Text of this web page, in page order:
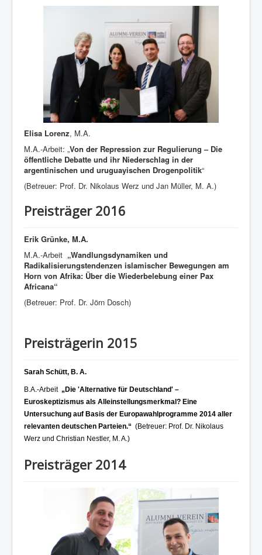
Elisa Lorenz, M.A.
M.A.-Arbeit: „Von der Repression zur Regulierung – Die
öffentliche Debatte und ihr Niederschlag in der
argentinischen und uruguayischen Drogenpolitik“
(Betreuer: Prof. Dr. Nikolaus Werz und Jan Müller, M. A.)
Preisträger 2016
Erik Grünke, M.A.
M.A.-Arbeit „Wandlungsdynamiken und
Radikalisierungstendenzen islamischer Bewegungen am
Horn von Afrika: Über die Wiederbelebung einer Pax
Africana“
(Betreuer: Prof. Dr. Jörn Dosch)
Preisträgerin 2015
Sarah Schütt, B. A.
B.A.-Arbeit „Die 'Alternative für Deutschland' –
Euroskeptizismus als Alleinstellungsmerkmal? Eine
Untersuchung auf Basis der Europawahlprogramme 2014 aller
relevanten deutschen Parteien.“ (Betreuer: Prof. Dr. Nikolaus
Werz und Christian Nestler, M. A. )
Preisträger 2014